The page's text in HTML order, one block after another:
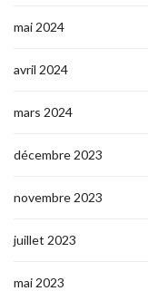
mai 2024
avril 2024
mars 2024
décembre 2023
novembre 2023
juillet 2023
mai 2023